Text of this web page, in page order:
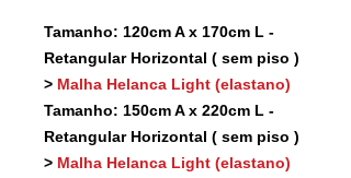
Tamanho: 120cm A x 170cm L -
Retangular Horizontal ( sem piso )
> Malha Helanca Light (elastano)
Tamanho: 150cm A x 220cm L -
Retangular Horizontal ( sem piso )
> Malha Helanca Light (elastano)